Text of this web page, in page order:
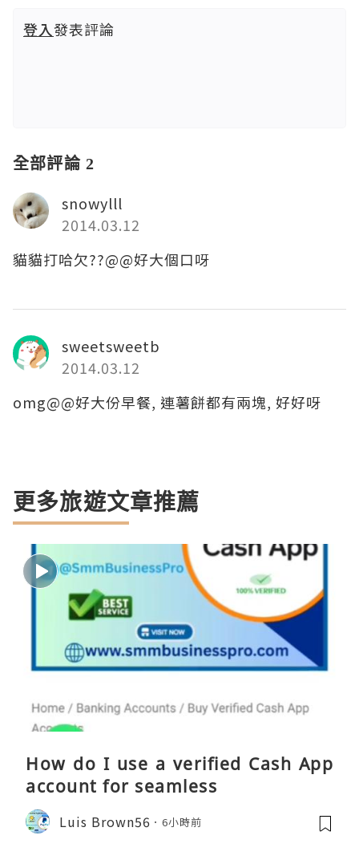
登入發表評論
全部評論 2
snowylll
2014.03.12
貓貓打哈欠??@@好大個口呀
sweetsweetb
2014.03.12
omg@@好大份早餐, 連薯餅都有兩塊, 好好呀
更多旅遊文章推薦
How do I use a verified Cash App
account for seamless
Luis Brown56 6小時前